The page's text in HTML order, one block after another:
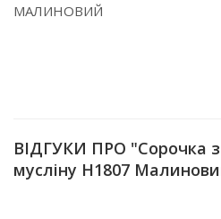
МАЛИНОВИЙ
ВІДГУКИ ПРО "Сорочка з
мусліну Н1807